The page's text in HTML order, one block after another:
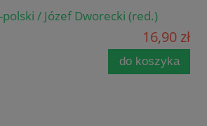
polski / Józef Dworecki (red.)
16,90 zł
do koszyka